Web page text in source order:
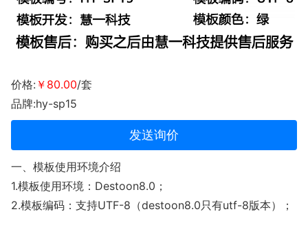
价格: ￥80.00/套
品牌:hy-sp15
发送询价
一、模板使用环境介绍
1.模板使用环境：Destoon8.0；
2.模板编码：支持UTF-8（destoon8.0只有utf-8版本）；